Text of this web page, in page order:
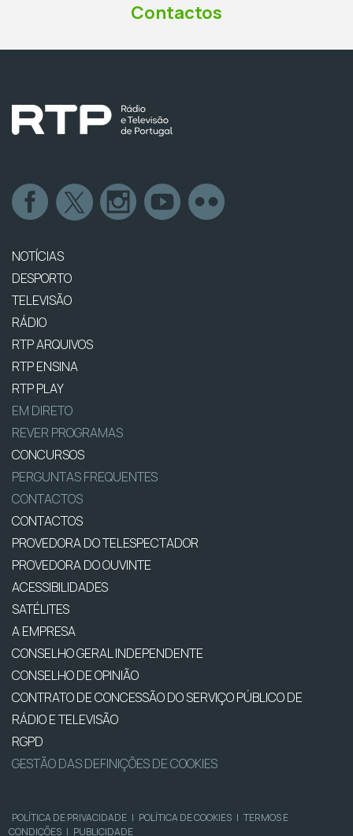
Contactos
NOTÍCIAS
DESPORTO
TELEVISÃO
RÁDIO
RTP ARQUIVOS
RTP ENSINA
RTP PLAY
EM DIRETO
REVER PROGRAMAS
CONCURSOS
PERGUNTAS FREQUENTES
CONTACTOS
CONTACTOS
PROVEDORA DO TELESPECTADOR
PROVEDORA DO OUVINTE
ACESSIBILIDADES
SATÉLITES
A EMPRESA
CONSELHO GERAL INDEPENDENTE
CONSELHO DE OPINIÃO
CONTRATO DE CONCESSÃO DO SERVIÇO PÚBLICO DE
RÁDIO E TELEVISÃO
RGPD
GESTÃO DAS DEFINIÇÕES DE COOKIES
POLÍTICA DE PRIVACIDADE | POLÍTICA DE COOKIES | TERMOS E
CONDIÇÕES | PUBLICIDADE